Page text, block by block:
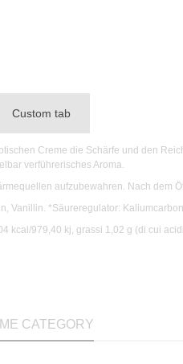
Custom tab
Creme die Schärfe und den
verführerisches Aroma.
aufzubewahren. Nach dem
Vanillin. *Säureregulator:
kcal/979,40 kj, grassi 1,02 g (di cui
CATEGORY